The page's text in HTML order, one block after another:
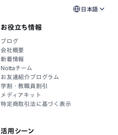
日本語
お役立ち情報
ブログ
会社概要
新着情報
Nottaチーム
お友達紹介プログラム
学割・教職員割引
メディアキット
特定商取引法に基づく表示
活用シーン